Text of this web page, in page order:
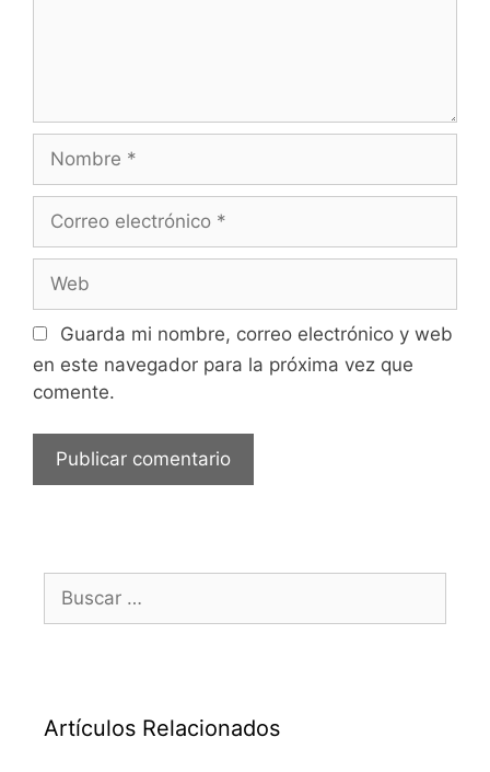
electrónico
Guarda mi nombre, correo electrónico y web
en este navegador para la próxima vez que
comente.
Buscar:
Artículos Relacionados